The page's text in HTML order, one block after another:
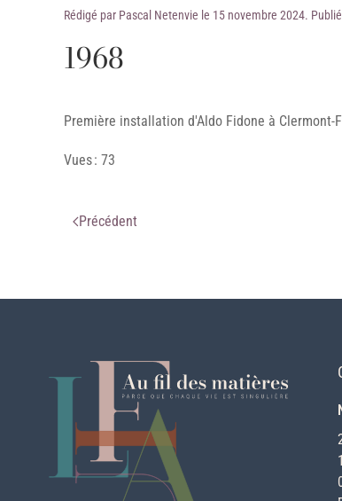
Rédigé par Pascal Netenvie le 15 novembre 2024.
1968
Première installation d'Aldo Fidone à Clermont-
Vues : 73
Précédent